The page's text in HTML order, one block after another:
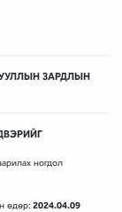
ЗАРДЛЫН
ногдол
өдөр:2024.04.09